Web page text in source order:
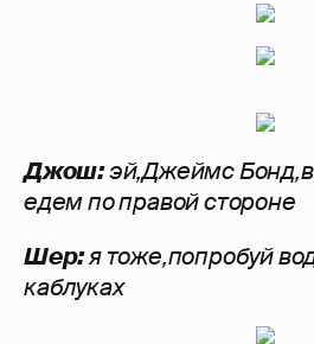
Джош:эй,Джеймс
едем по правой стороне
Шер:я тоже,попробуй
каблуках